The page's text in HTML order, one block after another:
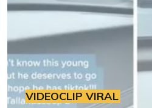
VIDEOCLIP VIRAL